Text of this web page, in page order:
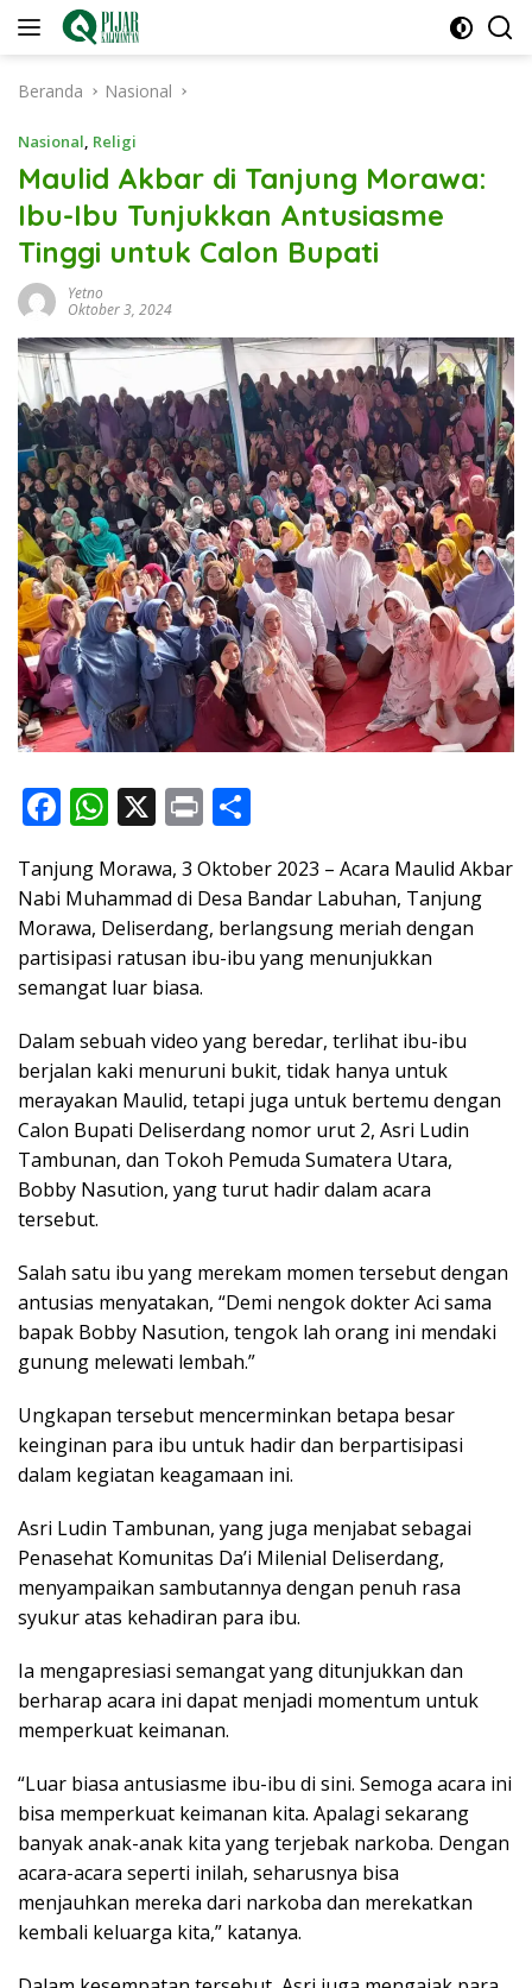
Langsung
Beranda
Nasional
Nasional, Religi
Maulid Akbar di Tanjung Morawa:
Ibu-Ibu Tunjukkan Antusiasme
Tinggi untuk Calon Bupati
Yetno
Oktober 3, 2024
F
e
b
o
o
k
W
at
s
A
p
p
X Pr
t ar
e
Tanjung Morawa, 3 Oktober 2023 – Acara Maulid Akbar
Nabi Muhammad di Desa Bandar Labuhan, Tanjung
Morawa, Deliserdang, berlangsung meriah dengan
partisipasi ratusan ibu-ibu yang menunjukkan
semangat luar biasa.
Dalam sebuah video yang beredar, terlihat ibu-ibu
berjalan kaki menuruni bukit, tidak hanya untuk
merayakan Maulid, tetapi juga untuk bertemu dengan
Calon Bupati Deliserdang nomor urut 2, Asri Ludin
Tambunan, dan Tokoh Pemuda Sumatera Utara,
Bobby Nasution, yang turut hadir dalam acara
tersebut.
Salah satu ibu yang merekam momen tersebut dengan
antusias menyatakan, “Demi nengok dokter Aci sama
bapak Bobby Nasution, tengok lah orang ini mendaki
gunung melewati lembah.”
Ungkapan tersebut mencerminkan betapa besar
keinginan para ibu untuk hadir dan berpartisipasi
dalam kegiatan keagamaan ini.
Asri Ludin Tambunan, yang juga menjabat sebagai
Penasehat Komunitas Da’i Milenial Deliserdang,
menyampaikan sambutannya dengan penuh rasa
syukur atas kehadiran para ibu.
Ia mengapresiasi semangat yang ditunjukkan dan
berharap acara ini dapat menjadi momentum untuk
memperkuat keimanan.
“Luar biasa antusiasme ibu-ibu di sini. Semoga acara ini
bisa memperkuat keimanan kita. Apalagi sekarang
banyak anak-anak kita yang terjebak narkoba. Dengan
acara-acara seperti inilah, seharusnya bisa
menjauhkan mereka dari narkoba dan merekatkan
kembali keluarga kita,” katanya.